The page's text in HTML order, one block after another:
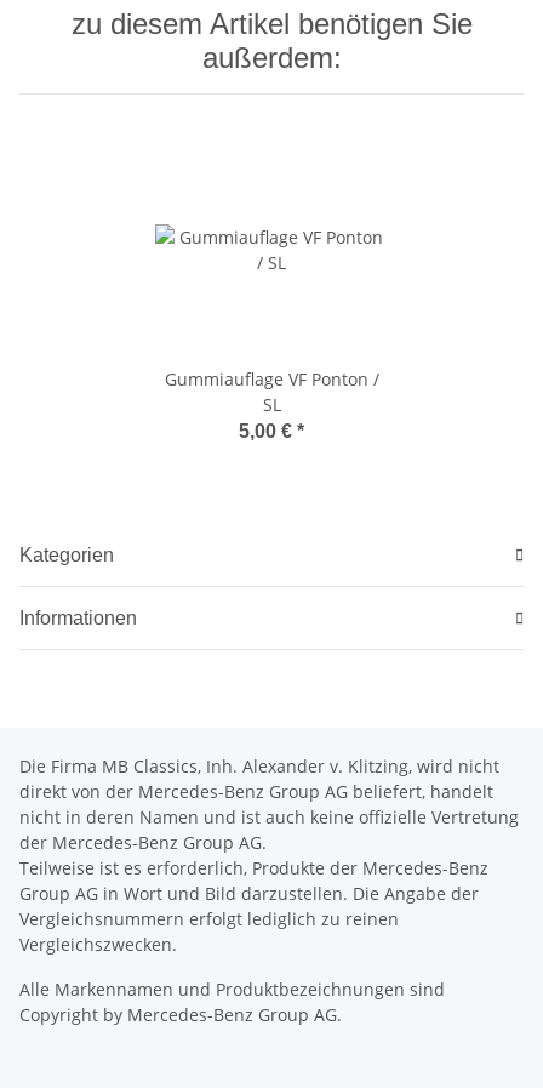
zu diesem Artikel benötigen Sie
außerdem:
Gummiauflage VF Ponton /
SL
5,00 € *
Kategorien
Informationen
Die Firma MB Classics, Inh. Alexander v. Klitzing, wird nicht
direkt von der Mercedes-Benz Group AG beliefert, handelt
nicht in deren Namen und ist auch keine offizielle Vertretung
der Mercedes-Benz Group AG.
Teilweise ist es erforderlich, Produkte der Mercedes-Benz
Group AG in Wort und Bild darzustellen. Die Angabe der
Vergleichsnummern erfolgt lediglich zu reinen
Vergleichszwecken.
Alle Markennamen und Produktbezeichnungen sind
Copyright by Mercedes-Benz Group AG.